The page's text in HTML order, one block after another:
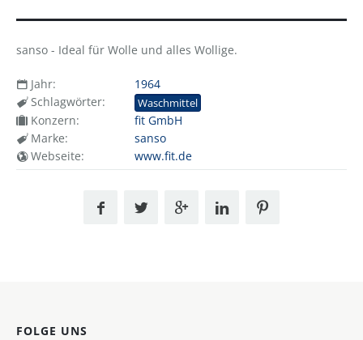
sanso - Ideal für Wolle und alles Wollige.
Jahr:
1964
Schlagwörter:
Waschmittel
Konzern:
fit GmbH
Marke:
sanso
Webseite:
www.fit.de
FOLGE UNS